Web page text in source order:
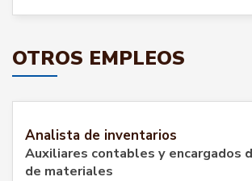
OTROS EMPLEOS
Analista de inventarios
Auxiliares contables y encargados
de materiales